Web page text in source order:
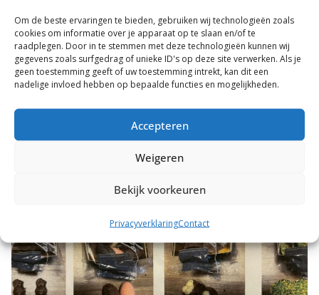
Om de beste ervaringen te bieden, gebruiken wij technologieën zoals
cookies om informatie over je apparaat op te slaan en/of te
raadplegen. Door in te stemmen met deze technologieën kunnen wij
gegevens zoals surfgedrag of unieke ID's op deze site verwerken. Als je
geen toestemming geeft of uw toestemming intrekt, kan dit een
nadelige invloed hebben op bepaalde functies en mogelijkheden.
Accepteren
Weigeren
Bekijk voorkeuren
PrivacyverklaringContact
Instapwedstrijd in Coevorden
Vandaag vond de instapwedstrijd plaats die CZ&PC Plons
samen met ZPC Moby Dick en SC Union organiseerde. De
Lees meer